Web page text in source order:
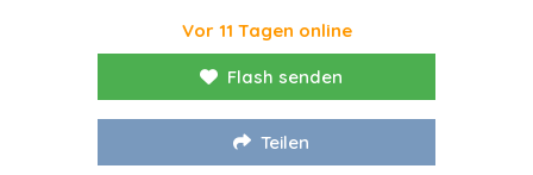
Vor 11 Tagen online
Flash senden
Teilen